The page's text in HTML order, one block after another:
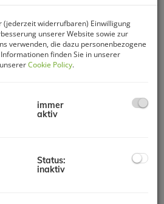
ab
(jederzeit widerrufbaren) Einwilligung
unserer Website sowie zur
verwenden, die dazu personenbezogene
finden Sie in unserer
Cookie Policy.
immer
aktiv
Status:
inaktiv